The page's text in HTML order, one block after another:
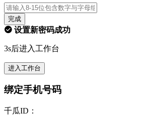
完成
设置新密码成功
3s后进入工作台
进入工作台
绑定手机号码
千瓜ID：